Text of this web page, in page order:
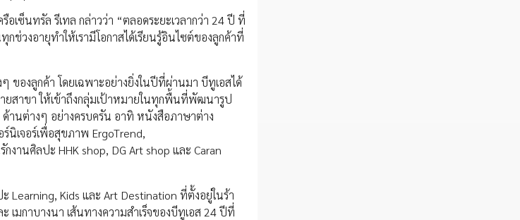
เซ็นทรัล รีเทล กล่าวว่า “ตลอดระยะเวลากว่า 24 ปี ที่
ช่วงอายุทำให้เรามีโอกาสได้เรียนรู้อินไซต์ของลูกค้าที่
องลูกค้า โดยเฉพาะอย่างยิ่งในปีที่ผ่านมา บีทูเอสได้
ยสาขา ให้เข้าถึงกลุ่มเป้าหมายในทุกพื้นที่พัฒนารูป
ด้านต่างๆ อย่างครบครัน อาทิ หนังสือภาษาต่าง
ร์นิเจอร์เพื่อสุขภาพ ErgoTrend,
งานศิลปะ HHK shop, DG Art shop และ Caran
Learning, Kids และ Art Destination ที่ตั้งอยู่ในร้า
เมกาบางนา เส้นทางความสำเร็จของบีทูเอส 24 ปีที่